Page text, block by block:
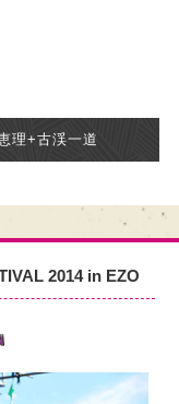
理+古渓一道
2014 in EZO